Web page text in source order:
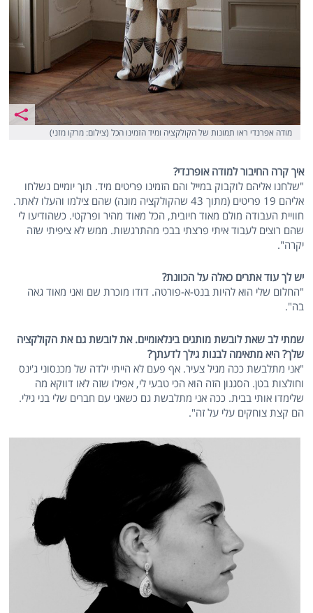
מודה אפרנדי ראו תמונות של הקולקציה ומיד הזמינו הכל (צילום: מרקו מזני)
איך קרה החיבור למודה אופרנדי?
"שלחנו אליהם לוקבוק במייל והם הזמינו פריטים מיד. תוך יומיים נשלחו
אליהם 19 פריטים (מתוך 43 שהקולקציה מונה) שהם צילמו והעלו לאתר.
חוויית העבודה מולם מאוד חיובית, הכל מאוד מהיר ופרקטי. כשהודיעו לי
שהם רוצים לעבוד איתי פרצתי בבכי מהתרגשות. ממש לא ציפיתי שזה
יקרה".
יש לך עוד אתרים כאלה על הכוונת?
"החלום שלי הוא להיות בנט-א-פורטה. דודו מוכרת שם ואני מאוד גאה
בה".
שמתי לב שאת לובשת מותגים בינלאומיים. את לובשת גם את הקולקציה
שלך? היא מתאימה לבנות גילך לדעתך?
"אני מתלבשת ככה מגיל צעיר. אף פעם לא הייתי ילדה של מכנסוני ג'ינס
וחולצות בטן. הסגנון הזה הוא הכי טבעי לי, אפילו שזה לאו דווקא מה
שלימדו אותי בבית. ככה אני מתלבשת גם כשאני עם חברים שלי בני גילי.
הם קצת צוחקים עלי על זה".